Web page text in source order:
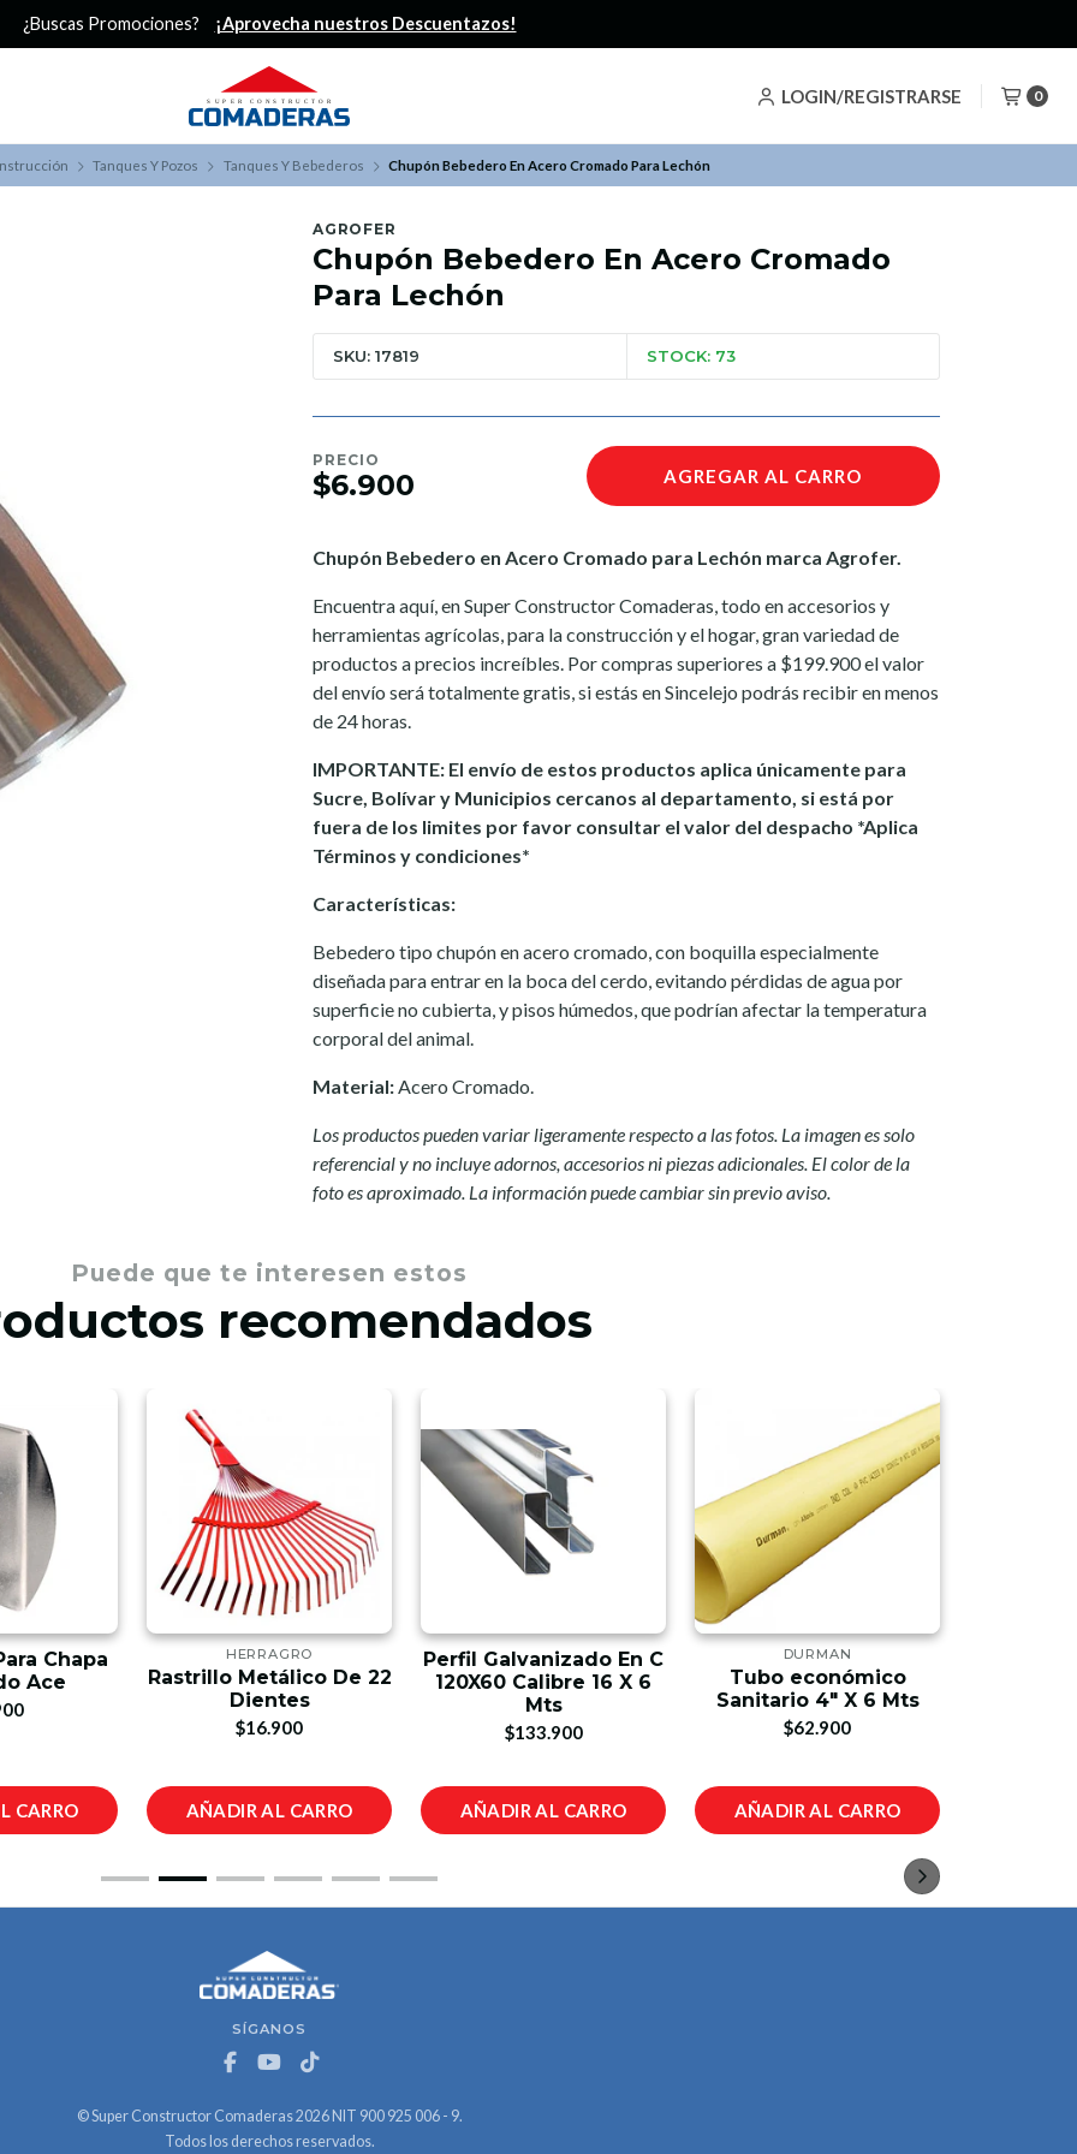
LOGIN/REGISTRARSE 0
¿Buscas Promociones? ¡Aprovecha nuestros Descuentazos!
Tanques Y Pozos Tanques Y Bebederos Chupón Bebedero En Acero Cromado Para Lechón
AGROFER
Chupón Bebedero En Acero Cromado
Para Lechón
SKU: 17819 STOCK: 73
PRECIO
$6.900 AGREGAR AL CARRO
Chupón Bebedero en Acero Cromado para Lechón marca Agrofer.
Encuentra aquí, en Super Constructor Comaderas, todo en accesorios y
herramientas agrícolas, para la construcción y el hogar, gran variedad de
productos a precios increíbles. Por compras superiores a $199.900 el valor
del envío será totalmente gratis, si estás en Sincelejo podrás recibir en menos
de 24 horas.
IMPORTANTE: El envío de estos productos aplica únicamente para
Sucre, Bolívar y Municipios cercanos al departamento, si está por
fuera de los limites por favor consultar el valor del despacho *Aplica
Términos y condiciones*
Características:
Bebedero tipo chupón en acero cromado, con boquilla especialmente
diseñada para entrar en la boca del cerdo, evitando pérdidas de agua por
superficie no cubierta, y pisos húmedos, que podrían afectar la temperatura
corporal del animal.
Material:Acero Cromado.
Los productos pueden variar ligeramente respecto a las fotos. La imagen es solo
referencial y no incluye adornos, accesorios ni piezas adicionales. El color de la
foto es aproximado. La información puede cambiar sin previo aviso.
Puede que te interesen estos
recomendados
Chapa
Ace
CARRO
HERRAGRO
Rastrillo Metálico De 22
Dientes
$16.900
AÑADIR AL CARRO
Perfil Galvanizado En C
120X60 Calibre 16 X 6
Mts
$133.900
AÑADIR AL CARRO
DURMAN
Tubo económico
Sanitario 4" X 6 Mts
$62.900
AÑADIR AL CARRO
SÍGANOS
© Super Constructor Comaderas 2026 NIT 900 925 006 - 9.
Todos los derechos reservados.